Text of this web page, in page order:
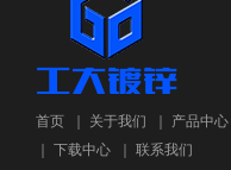
首页 关于我们 产品中心
下载中心 联系我们